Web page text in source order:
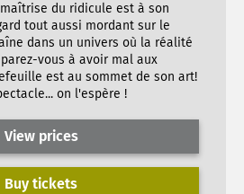
du ridicule est à son
tout aussi mordant sur le
dans un univers où la réalité
vous à avoir mal aux
est au sommet de son art!
on l'espère !
View prices
Buy tickets